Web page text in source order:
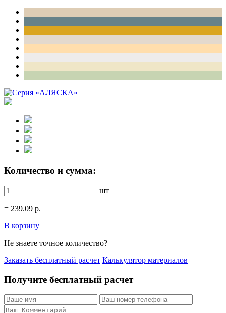
Количество и сумма:
шт
= 239.09 р.
В корзину
Не знаете точное количество?
Заказать бесплатный расчет Калькулятор материалов
Получите бесплатный расчет